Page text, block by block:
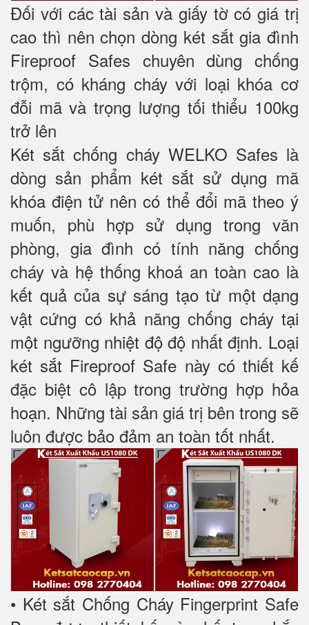
Đối với các tài sản và giấy tờ có giá trị
cao thì nên chọn dòng két sắt gia đình
Fireproof Safes chuyên dùng chống
trộm, có kháng cháy với loại khóa cơ
đỗi mã và trọng lượng tối thiểu 100kg
trở lên
Két sắt chống cháy WELKO Safes là
dòng sản phẩm két sắt sử dụng mã
khóa điện tử nên có thể đổi mã theo ý
muốn, phù hợp sử dụng trong văn
phòng, gia đình có tính năng chống
cháy và hệ thống khoá an toàn cao là
kết quả của sự sáng tạo từ một dạng
vật cứng có khả năng chống cháy tại
một ngưỡng nhiệt độ độ nhất định. Loại
két sắt Fireproof Safe này có thiết kế
đặc biệt cô lập trong trường hợp hỏa
hoạn. Những tài sản giá trị bên trong sẽ
luôn được bảo đảm an toàn tốt nhất.
• Két sắt Chống Cháy Fingerprint Safe